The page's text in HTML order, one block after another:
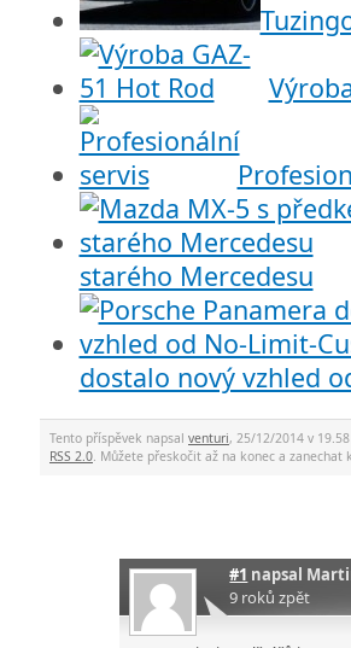
starého Mercedesu
dostalo nový vzhled
Tento příspěvek napsal venturi, 25/12/2014 v
RSS 2.0 . Můžete přeskočit až na konec a
#1 napsal
9 roků zpět